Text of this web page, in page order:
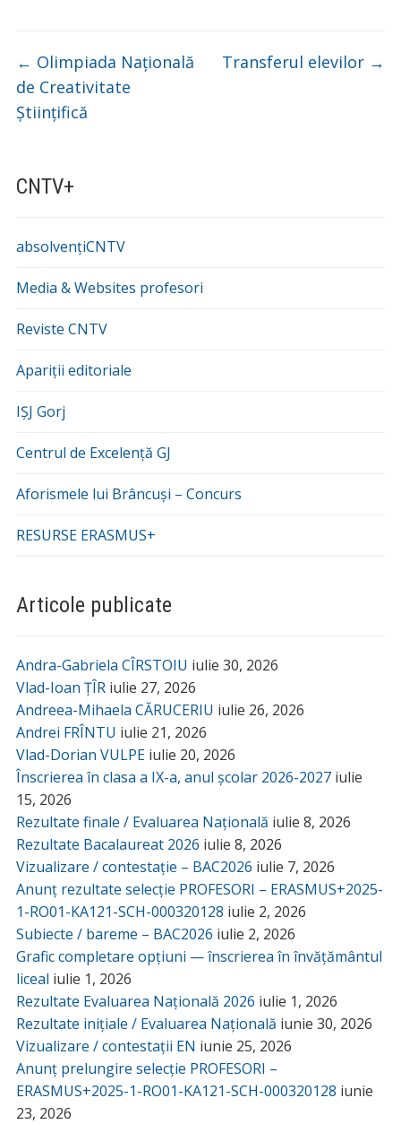
CNTV+
absolvențiCNTV
Media & Websites profesori
Reviste CNTV
Apariții editoriale
IȘJ Gorj
Centrul de Excelență GJ
Aforismele lui Brâncuși – Concurs
RESURSE ERASMUS+
Articole publicate
Andra-Gabriela CÎRSTOIU iulie 30, 2026
Vlad-Ioan ȚÎR iulie 27, 2026
Andreea-Mihaela CĂRUCERIU iulie 26, 2026
Andrei FRÎNTU iulie 21, 2026
Vlad-Dorian VULPE iulie 20, 2026
Înscrierea în clasa a IX-a, anul școlar 2026-2027 iulie
15, 2026
Rezultate finale / Evaluarea Națională iulie 8, 2026
Rezultate Bacalaureat 2026 iulie 8, 2026
Vizualizare / contestație – BAC2026 iulie 7, 2026
Anunț rezultate selecție PROFESORI – ERASMUS+2025-
1-RO01-KA121-SCH-000320128 iulie 2, 2026
Subiecte / bareme – BAC2026 iulie 2, 2026
Grafic completare opțiuni — înscrierea în învățământul
liceal iulie 1, 2026
Rezultate Evaluarea Națională 2026 iulie 1, 2026
Rezultate inițiale / Evaluarea Națională iunie 30, 2026
Vizualizare / contestații EN iunie 25, 2026
Anunț prelungire selecție PROFESORI –
ERASMUS+2025-1-RO01-KA121-SCH-000320128 iunie
23, 2026
← Olimpiada Națională
de Creativitate
Științifică
Transferul elevilor →